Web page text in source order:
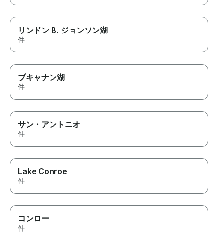
リンドン B. ジョンソン湖
件
ブキャナン湖
件
サン・アントニオ
件
Lake Conroe
件
コンロー
件